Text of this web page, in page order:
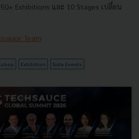
Exhibitions และ 10 Stages เปลี่ยน
Team
Exhibition Side Events